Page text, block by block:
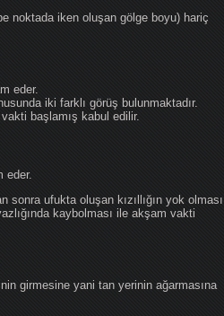
noktada iken oluşan gölge boyu) hariç
eder.
iki farklı görüş bulunmaktadır.
başlamış kabul edilir.
eder.
ufukta oluşan kızıllığın yok olması
kaybolması ile akşam vakti
girmesine yani tan yerinin ağarmasına